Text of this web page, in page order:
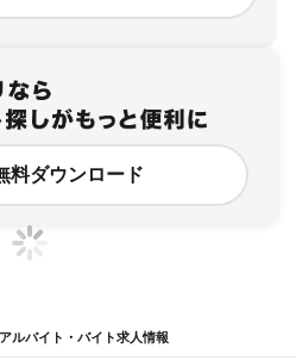
料ダウンロード
ルバイト・バイト求人情報